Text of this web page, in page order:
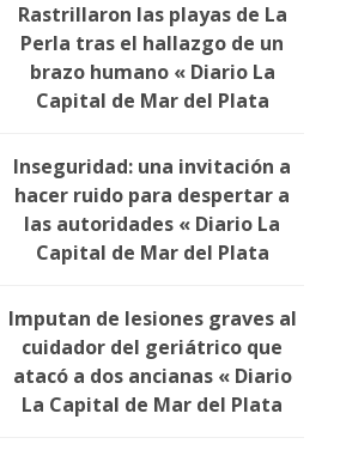
Rastrillaron las playas de La
Perla tras el hallazgo de un
brazo humano « Diario La
Capital de Mar del Plata
Inseguridad: una invitación a
hacer ruido para despertar a
las autoridades « Diario La
Capital de Mar del Plata
Imputan de lesiones graves al
cuidador del geriátrico que
atacó a dos ancianas « Diario
La Capital de Mar del Plata